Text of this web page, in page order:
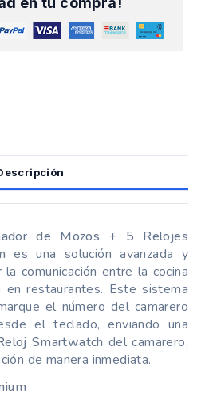
de Mozos + 5 Relojes
es una solución avanzada y
comunicación entre la cocina
restaurantes. Este sistema
el número del camarero
el teclado, enviando una
Smartwatch del camarero,
de manera inmediata.